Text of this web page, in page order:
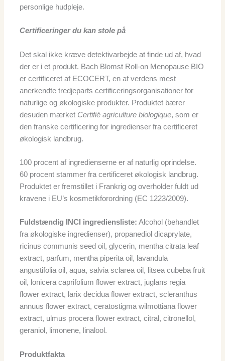
personlige hudpleje.
Certificeringer du kan stole på
Det skal ikke kræve detektivarbejde at finde ud af, hvad
der er i et produkt. Bach Blomst Roll-on Menopause BIO
er certificeret af ECOCERT, en af verdens mest
anerkendte tredjeparts certificeringsorganisationer for
naturlige og økologiske produkter. Produktet bærer
desuden mærket Certifié agriculture biologique, som er
den franske certificering for ingredienser fra certificeret
økologisk landbrug.
100 procent af ingredienserne er af naturlig oprindelse.
60 procent stammer fra certificeret økologisk landbrug.
Produktet er fremstillet i Frankrig og overholder fuldt ud
kravene i EU’s kosmetikforordning (EC 1223/2009).
Fuldstændig INCI ingrediensliste: Alcohol (behandlet
fra økologiske ingredienser), propanediol dicaprylate,
ricinus communis seed oil, glycerin, mentha citrata leaf
extract, parfum, mentha piperita oil, lavandula
angustifolia oil, aqua, salvia sclarea oil, litsea cubeba fruit
oil, lonicera caprifolium flower extract, juglans regia
flower extract, larix decidua flower extract, scleranthus
annuus flower extract, ceratostigma wilmottiana flower
extract, ulmus procera flower extract, citral, citronellol,
geraniol, limonene, linalool.
Produktfakta